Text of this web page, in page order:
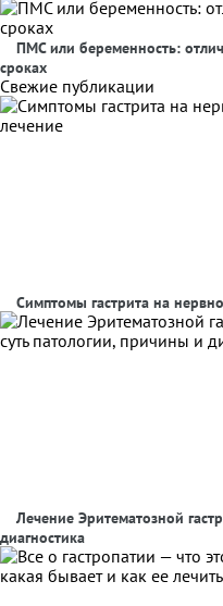
ПМС или беременность:
сроках
Свежие публикации
Симптомы гастрита на
Лечение Эритематозной
диагностика